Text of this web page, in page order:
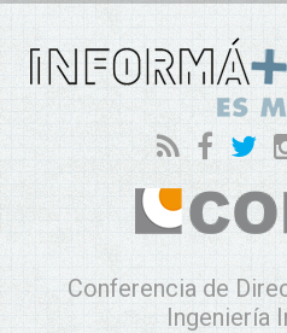
Conferencia de
Ingeniería